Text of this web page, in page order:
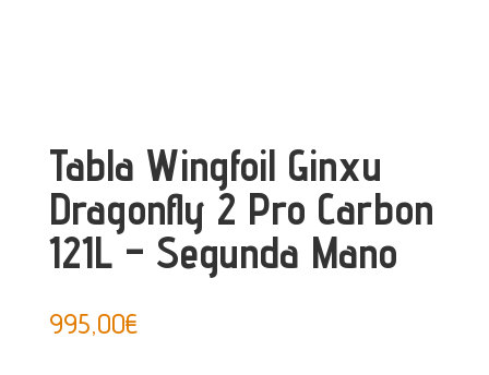
Tabla Wingfoil Ginxu
Dragonfly 2 Pro Carbon
121L – Segunda Mano
995,00€